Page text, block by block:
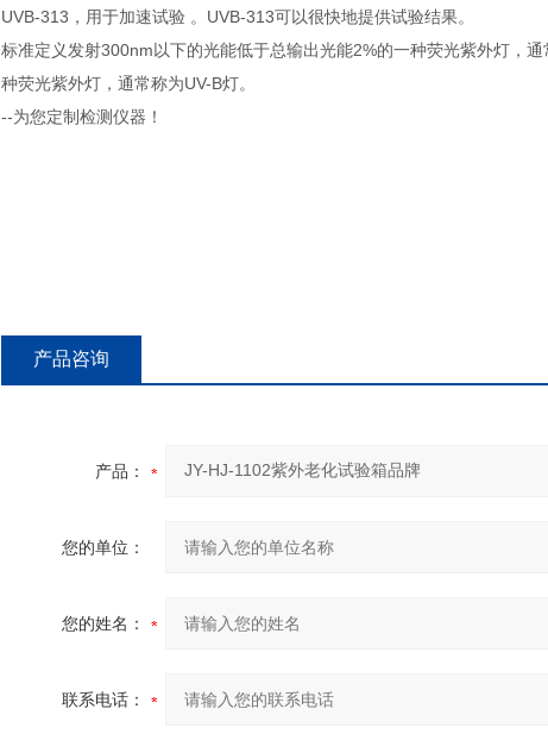
UVB-313，用于加速试验 。UVB-313可以很快地提供试验结果。
标准定义发射300nm以下的光能低于总输出光能2%的一种荧光紫外灯，
种荧光紫外灯，通常称为UV-B灯。
--为您定制检测仪器！
产品咨询
产品：
您的单位：
您的姓名：
联系电话：